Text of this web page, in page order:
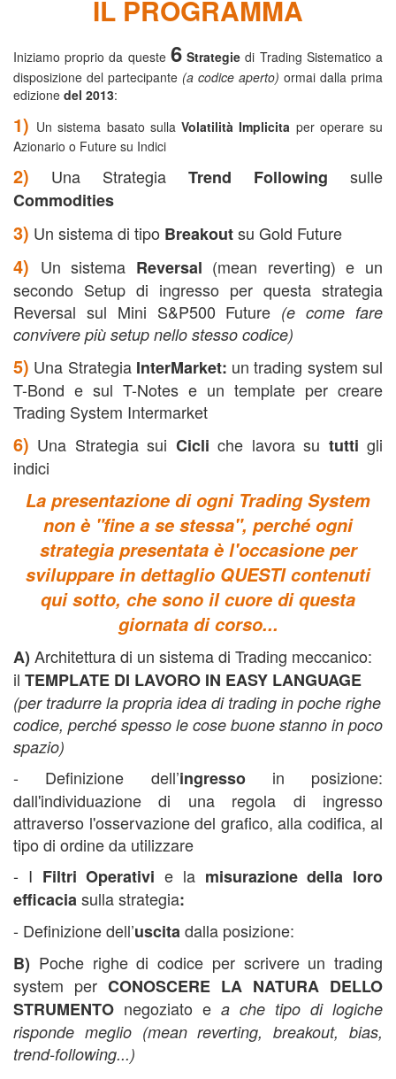
IL PROGRAMMA
Iniziamo proprio da queste 6 Strategiedi Trading Sistematico a
disposizione del partecipante (a codice aperto) ormai dalla prima
edizione del 2013:
1) Un sistema basato sullaVolatilità Implicita per operare su
Azionario o Future su Indici
2) Una Strategia Trend Following sulle
Commodities
3) Un sistema di tipo Breakoutsu Gold Future
4) Un sistema Reversal (mean reverting) e un
secondo Setup di ingresso per questa strategia
Reversal sul Mini S&P500 Future (e come fare
convivere più setup nello stesso codice)
5) Una Strategia InterMarket: un trading system sul
T-Bond e sul T-Notes e un template per creare
Trading System Intermarket
6) Una Strategia sui Cicliche lavora su tuttigli
indici
La presentazione di ogni Trading System
non è "fine a se stessa", perché ogni
strategia presentata è l'occasione per
sviluppare in dettaglio QUESTI contenuti
qui sotto, che sono il cuore di questa
giornata di corso...
A) Architettura di un sistema di Trading meccanico:
il TEMPLATE DI LAVORO IN EASY LANGUAGE
(per tradurre la propria idea di trading in poche righe
codice, perché spesso le cose buone stanno in poco
spazio)
- Definizione dell’ingressoin posizione:
dall'individuazione di una regola di ingresso
attraverso l'osservazione del grafico, alla codifica, al
tipo di ordine da utilizzare
- I Filtri Operativi e lamisurazione della loro
efficaciasulla strategia:
- Definizione dell’uscitadalla posizione:
B) Poche righe di codice per scrivere un trading
system per CONOSCERE LA NATURA DELLO
STRUMENTO negoziato e a che tipo di logiche
risponde meglio (mean reverting, breakout, bias,
trend-following...)